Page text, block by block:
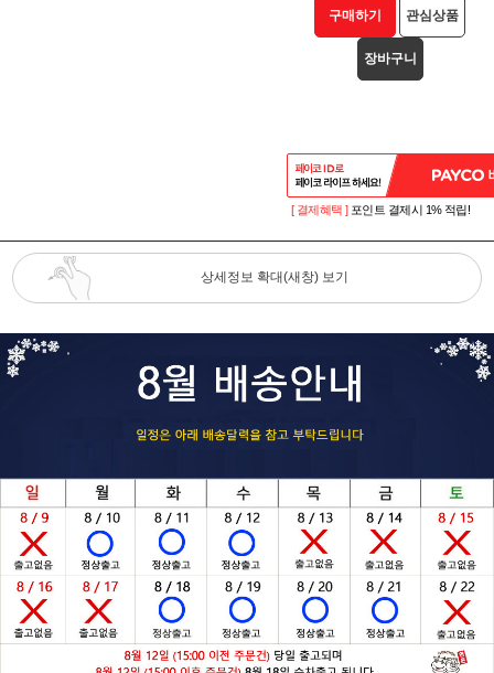
구매하기 관심상품
장바구니
[ 결제혜택 ] 포인트 결제시 1% 적립!
상세정보 확대(새창) 보기